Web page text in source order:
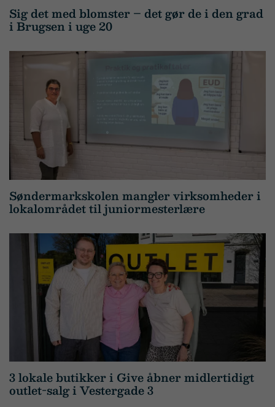
Sig det med blomster – det gør de i den grad
i Brugsen i uge 20
Søndermarkskolen mangler virksomheder i
lokalområdet til juniormesterlære
3 lokale butikker i Give åbner midlertidigt
outlet-salg i Vestergade 3